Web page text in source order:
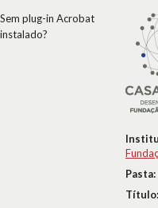
Pasta:
Título:
Sem plug-in Acrobat
instalado?